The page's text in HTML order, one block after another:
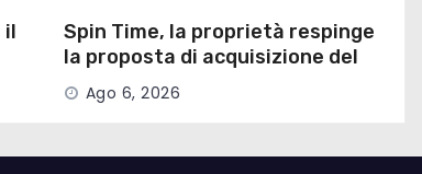
il
Spin Time, la proprietà respinge
la proposta di acquisizione del
Campidoglio
Ago 6, 2026